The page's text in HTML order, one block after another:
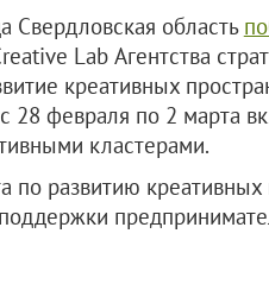
Свердловская область
Lab Агентства
креативных
28 февраля по 2 марта
кластерами.
по развитию